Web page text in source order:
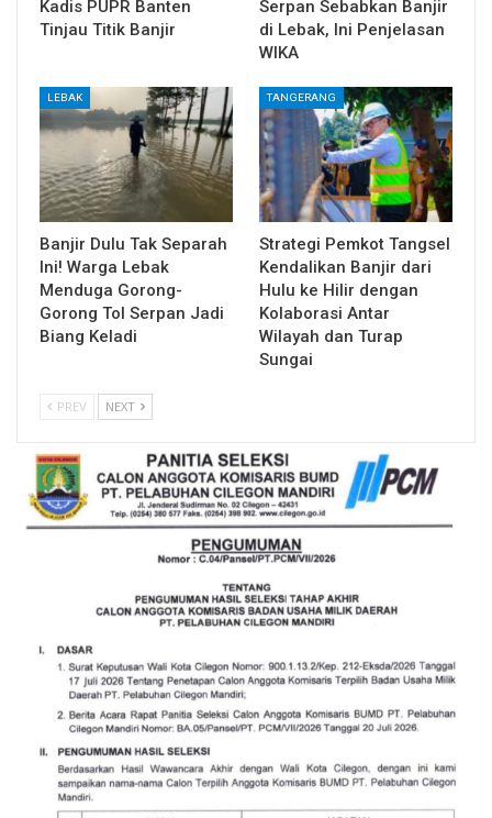
Kadis PUPR Banten
Tinjau Titik Banjir
Serpan Sebabkan Banjir
di Lebak, Ini Penjelasan
WIKA
LEBAK
Banjir Dulu Tak Separah
Ini! Warga Lebak
Menduga Gorong-
Gorong Tol Serpan Jadi
Biang Keladi
TANGERANG
Strategi Pemkot Tangsel
Kendalikan Banjir dari
Hulu ke Hilir dengan
Kolaborasi Antar
Wilayah dan Turap
Sungai
PREV NEXT